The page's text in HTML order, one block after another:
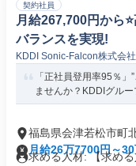
契約社員
月給267,700円から
バランスを実現!
KDDI Sonic-Falcon株式会社
「正社員登用率95％
ませんか？KDDIグルー
福島県会津若松市町
月給26万7700円～
求める人材: 【求め